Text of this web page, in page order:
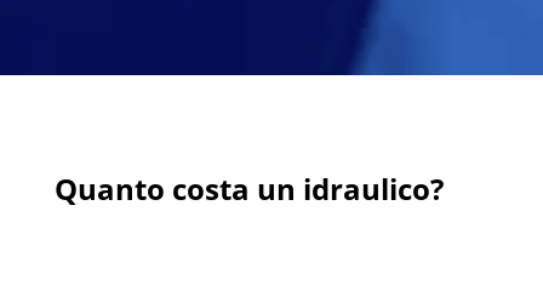
Quanto costa un idraulico?